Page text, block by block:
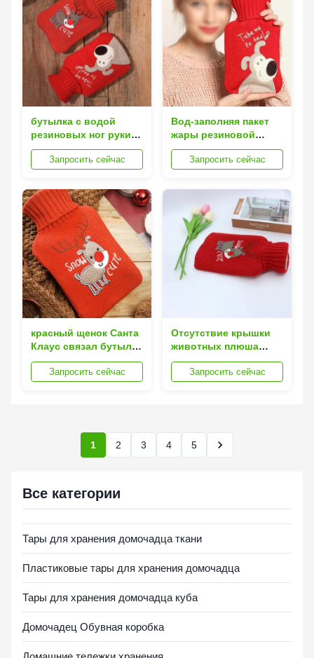
бутылка с водой
резиновых ног руки
зимы сумки горячей
воды 1000ml толстых
Запросить сейчас
Вод-заполняя пакет
жары резиновой
сумки бутылки с
водой силикона
теплый
Запросить сейчас
красный щенок Санта
Клаус связал бутылки
с водой крышек
горячие для
Запросить сейчас
Отсутствие крышки
животных плюша
сумки горячей воды
легковеса утечки
Запросить сейчас
1 2 3 4 5
Все категории
Тары для хранения домочадца ткани
Пластиковые тары для хранения домочадца
Тары для хранения домочадца куба
Домочадец Обувная коробка